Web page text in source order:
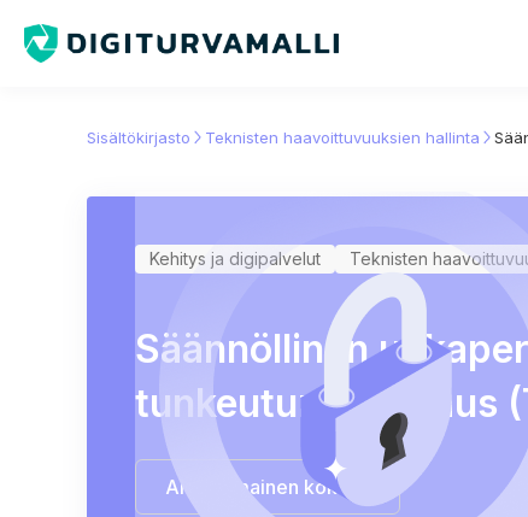
Sisältökirjasto Teknisten haavoittuvuuksien hallinta
Kehitys ja digipalvelut Teknisten
Säännöllinen
tunkeutumistestaus
Aloita ilmainen kokeilu